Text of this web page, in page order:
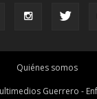
Quiénes somos
Guerrero -